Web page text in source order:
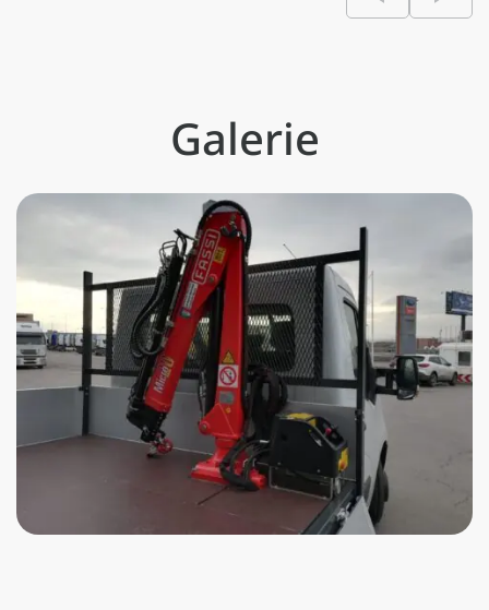
akustischen und optischen Anzeige,
die am Armaturenbrett angebracht
wird, angezeigt.
Galerie